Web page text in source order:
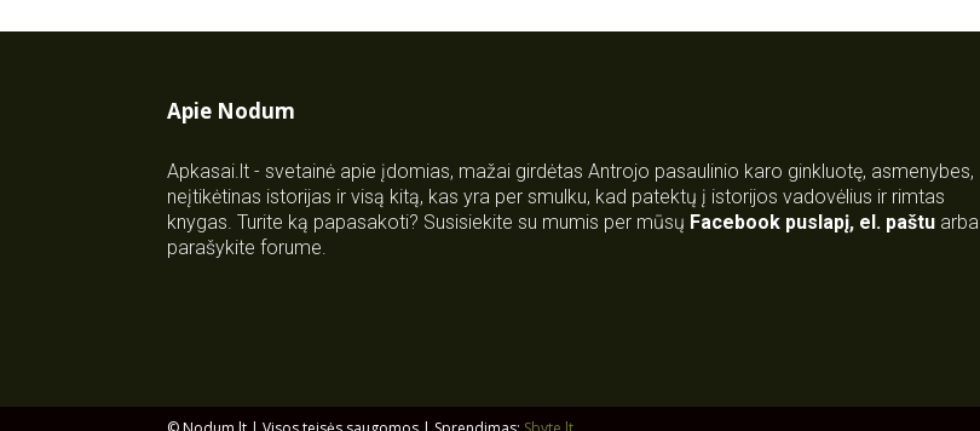
Apie Nodum
Apkasai.lt - svetainė apie įdomias, mažai girdėtas Antrojo pasaulinio karo ginkluotę, asmenybes,
neįtikėtinas istorijas ir visą kitą, kas yra per smulku, kad patektų į istorijos vadovėlius ir rimtas
knygas. Turite ką papasakoti? Susisiekite su mumis per mūsų Facebook puslapį, el. paštu arba
parašykite forume.